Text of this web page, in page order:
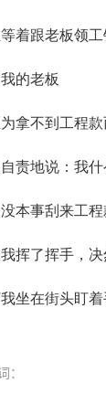
着跟老板领
的老板
拿不到工程
责地说：我
本事刮来工程
挥了挥手，
坐在街头盯
：